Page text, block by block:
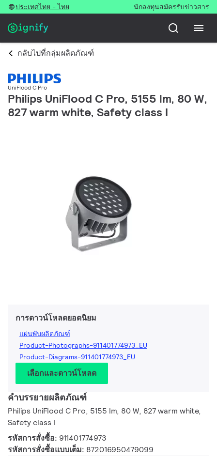
ประเทศไทย - ไทย นักลงทุนสมัครรับข่าวสาร
กลับไปที่กลุ่มผลิตภัณฑ์
UniFlood C Pro
Philips UniFlood C Pro, 5155 lm, 80 W,
827 warm white, Safety class I
การดาวน์โหลดยอดนิยม
แผ่นพับผลิตภัณฑ์
Product-Photographs-911401774973_EU
Product-Diagrams-911401774973_EU
เลือกและดาวน์โหลด
คำบรรยายผลิตภัณฑ์
Philips UniFlood C Pro, 5155 lm, 80 W, 827 warm white,
Safety class I
รหัสการสั่งซื้อ: 911401774973
รหัสการสั่งซื้อแบบเต็ม: 872016950479099